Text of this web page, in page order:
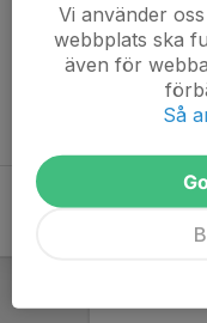
Vi använder
webbplats ska
även för
Så